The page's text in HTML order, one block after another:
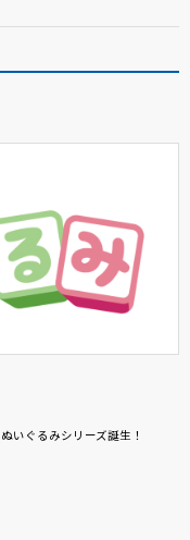
いぐるみシリーズ誕生！